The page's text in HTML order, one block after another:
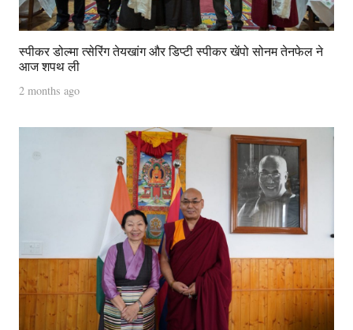
स्पीकर डोल्मा त्सेरिंग तेयखांग और डिप्टी स्पीकर खेंपो सोनम तेनफेल ने
आज शपथ ली
2 months ago